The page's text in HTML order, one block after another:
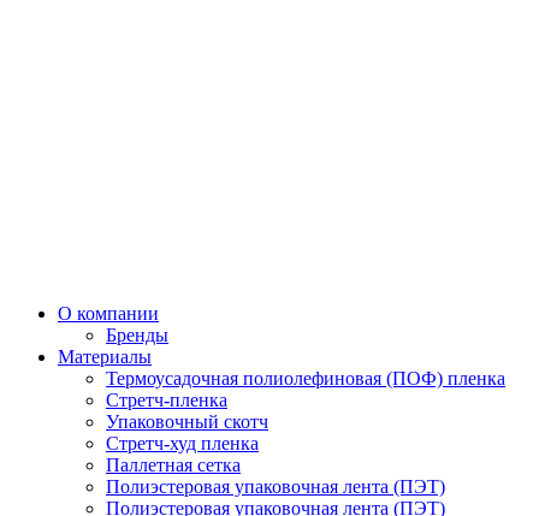
О компании
Бренды
Материалы
Термоусадочная полиолефиновая (ПОФ) пленка
Стретч-пленка
Упаковочный скотч
Стретч-худ пленка
Паллетная сетка
Полиэстеровая упаковочная лента (ПЭТ)
Полиэстеровая упаковочная лента (ПЭТ)